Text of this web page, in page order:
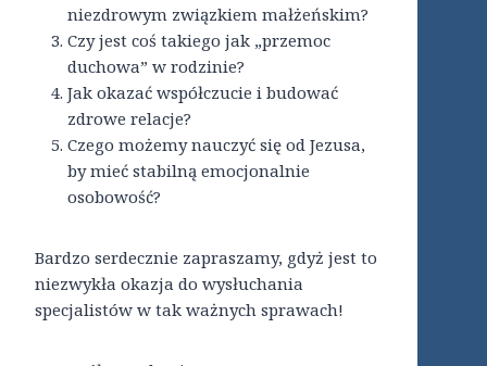
niezdrowym związkiem małżeńskim?
Czy jest coś takiego jak „przemoc
duchowa” w rodzinie?
Jak okazać współczucie i budować
zdrowe relacje?
Czego możemy nauczyć się od Jezusa,
by mieć stabilną emocjonalnie
osobowość?
Bardzo serdecznie zapraszamy, gdyż jest to
niezwykła okazja do wysłuchania
specjalistów w tak ważnych sprawach!